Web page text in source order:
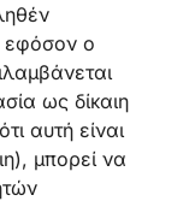
εφόσον ο
ως δίκαιη
αυτή είναι
μπορεί να